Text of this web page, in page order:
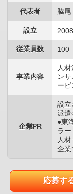
代表者 脇
設立
従業員数 100
事業内容
人
ン
ービ
企業PR
設立
派
●東
ラー
人
企業
応募す